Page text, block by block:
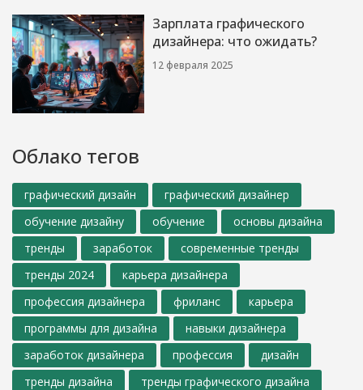
Зарплата графического
дизайнера: что ожидать?
12 февраля 2025
Облако тегов
графический дизайн
графический дизайнер
обучение дизайну
обучение
основы дизайна
тренды
заработок
современные тренды
тренды 2024
карьера дизайнера
профессия дизайнера
фриланс
карьера
программы для дизайна
навыки дизайнера
заработок дизайнера
профессия
дизайн
тренды дизайна
тренды графического дизайна